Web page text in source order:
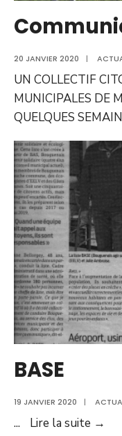
20 JANVIER 2020 |
UN COLLECTIF
MUNICIPALES DE
QUELQUES
BASE
19 JANVIER 2020 |
... Lire la suite →